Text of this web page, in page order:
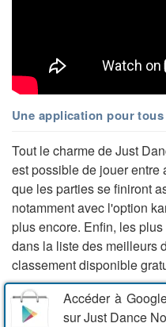
Une application pour
Tout le charme de Just
est possible de jouer entre
que les parties se finiront
notamment avec l'option
plus encore. Enfin, les
dans la liste des meilleurs
classement disponible
Accéder à
sur Just Dance